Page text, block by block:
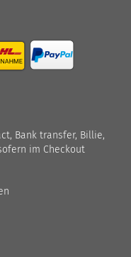
Bank transfer, Billie,
im Checkout